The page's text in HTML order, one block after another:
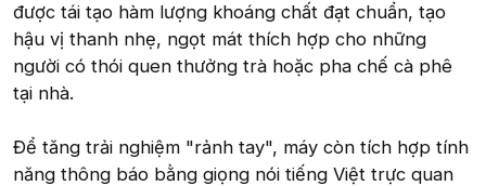
được tái tạo hàm lượng khoáng chất đạt chuẩn, tạo
hậu vị thanh nhẹ, ngọt mát thích hợp cho những
người có thói quen thưởng trà hoặc pha chế cà phê
tại nhà.
Để tăng trải nghiệm "rảnh tay", máy còn tích hợp tính
năng thông báo bằng giọng nói tiếng Việt trực quan